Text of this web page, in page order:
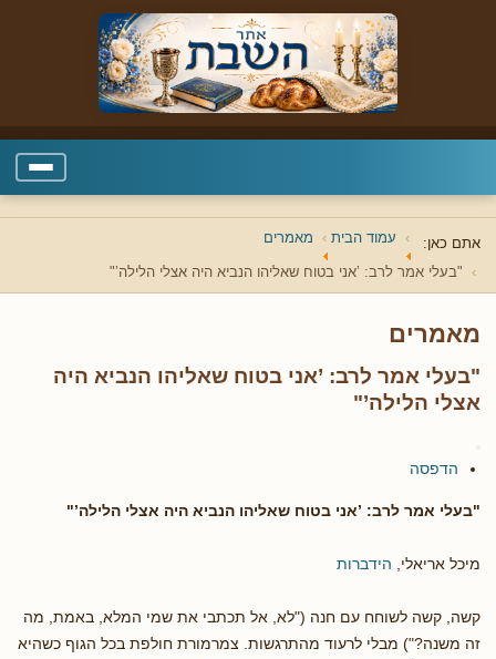
אתם כאן: עמוד הבית מאמרים
"בעלי אמר לרב: ’אני בטוח שאליהו הנביא היה אצלי הלילה’"
מאמרים
"בעלי אמר לרב: ’אני בטוח שאליהו הנביא היה
אצלי הלילה’"
הדפסה
"בעלי אמר לרב: ’אני בטוח שאליהו הנביא היה אצלי הלילה’"
מיכל אריאלי, הידברות
קשה, קשה לשוחח עם חנה ("לא, אל תכתבי את שמי המלא, באמת, מה
זה משנה?") מבלי לרעוד מהתרגשות. צמרמורת חולפת בכל הגוף כשהיא